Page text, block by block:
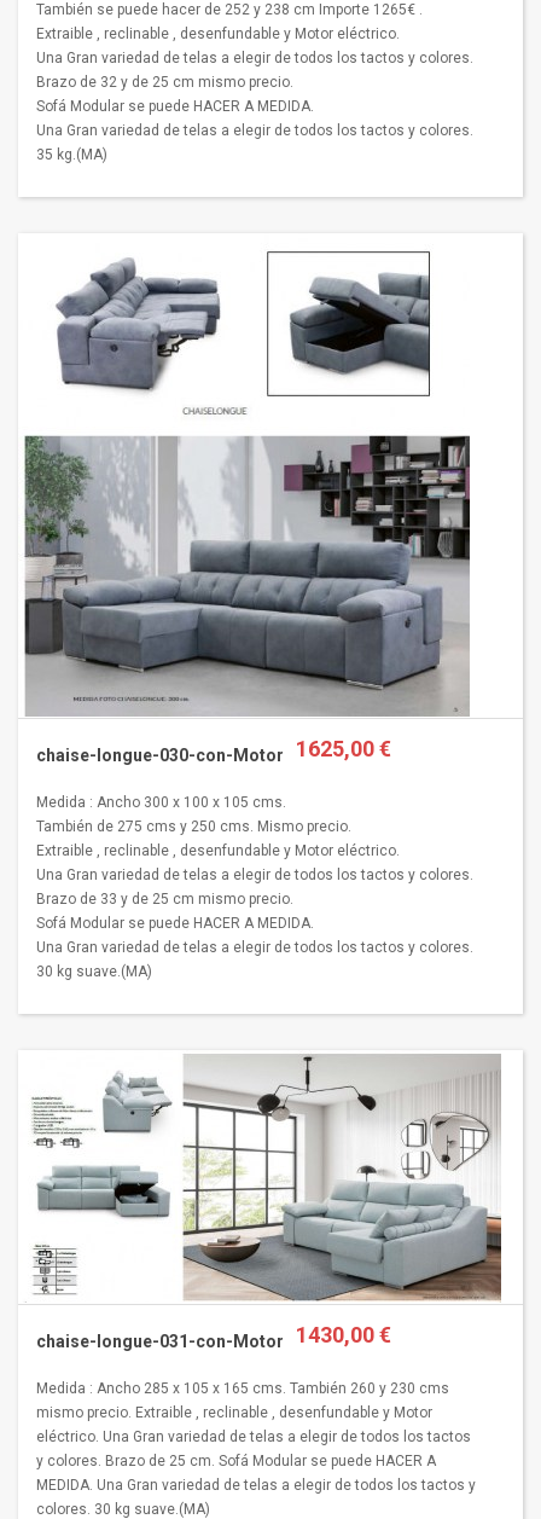
También se puede hacer de 252 y 238 cm Importe 1265€ .
Extraible , reclinable , desenfundable y Motor eléctrico.
Una Gran variedad de telas a elegir de todos los tactos y colores.
Brazo de 32 y de 25 cm mismo precio.
Sofá Modular se puede HACER A MEDIDA.
Una Gran variedad de telas a elegir de todos los tactos y colores.
35 kg.(MA)
chaise-longue-030-con-Motor 1625,00 €
Medida : Ancho 300 x 100 x 105 cms.
También de 275 cms y 250 cms. Mismo precio.
Extraible , reclinable , desenfundable y Motor eléctrico.
Una Gran variedad de telas a elegir de todos los tactos y colores.
Brazo de 33 y de 25 cm mismo precio.
Sofá Modular se puede HACER A MEDIDA.
Una Gran variedad de telas a elegir de todos los tactos y colores.
30 kg suave.(MA)
chaise-longue-031-con-Motor 1430,00 €
Medida : Ancho 285 x 105 x 165 cms. También 260 y 230 cms
mismo precio. Extraible , reclinable , desenfundable y Motor
eléctrico. Una Gran variedad de telas a elegir de todos los tactos
y colores. Brazo de 25 cm. Sofá Modular se puede HACER A
MEDIDA. Una Gran variedad de telas a elegir de todos los tactos y
colores. 30 kg suave.(MA)